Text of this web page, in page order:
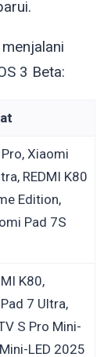
3 Beta:
Xiaomi
REDMI K80
Edition,
Pad 7S
K80,
7 Ultra,
S Pro Mini-
LED 2025